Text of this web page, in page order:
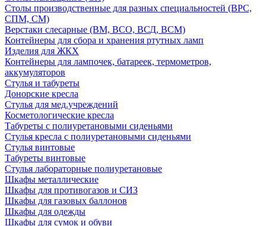
Столы производственные для разных специальностей (ВРС,
СПМ, СМ)
Верстаки слесарные (ВМ, ВСО, ВСД, ВСМ)
Контейнеры для сбора и хранения ртутных ламп
Изделия для ЖКХ
Контейнеры для лампочек, батареек, термометров,
аккумуляторов
Стулья и табуреты
Донорские кресла
Стулья для мед.учреждений
Косметологические кресла
Табуреты с полиуретановыми сиденьями
Стулья кресла с полиуретановыми сиденьями
Стулья винтовые
Табуреты винтовые
Стулья лабораторные полиуретановые
Шкафы металлические
Шкафы для противогазов и СИЗ
Шкафы для газовых баллонов
Шкафы для одежды
Шкафы для сумок и обуви